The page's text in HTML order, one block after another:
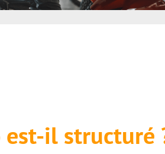
est-il structuré